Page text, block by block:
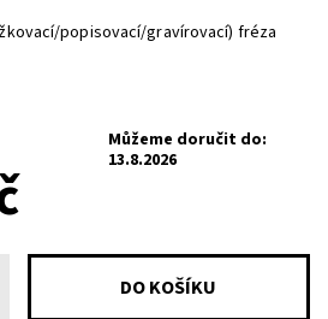
popisovací/gravírovací) fréza
Můžeme doručit do:
13.8.2026